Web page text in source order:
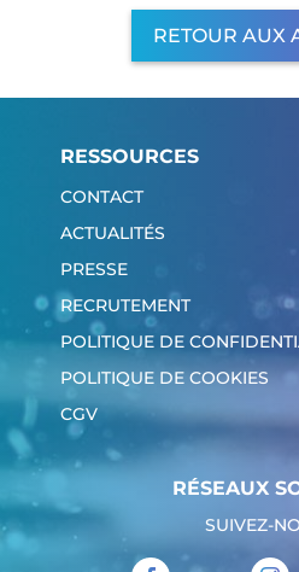
RETOUR AUX
RESSOURCES
CONTACT
ACTUALITÉS
PRESSE
RECRUTEMENT
POLITIQUE DE
POLITIQUE DE COOKIES
CGV
RÉSEAUX
SUIVEZ-